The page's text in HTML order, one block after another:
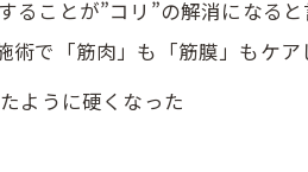
することが”コリ”の解消になる
で「筋肉」も「筋膜」もケア
ように硬くなった